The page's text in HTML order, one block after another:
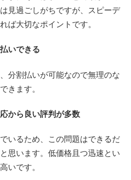
見過ごしがちですが、スピーデ
ば大切なポイントです。
いできる
分割払いが可能なので無理のな
きます。
から良い評判が多数
いるため、この問題はできるだ
思います。低価格且つ迅速とい
いです。